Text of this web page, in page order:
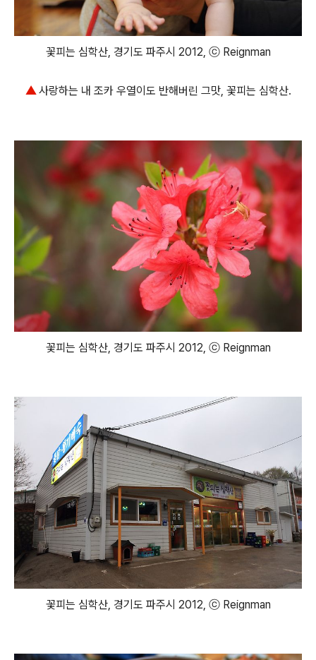
꽃피는 심학산, 경기도 파주시 2012, ⓒ Reignman
▲사랑하는 내 조카 우열이도 반해버린 그맛, 꽃피는 심학산.
꽃피는 심학산, 경기도 파주시 2012, ⓒ Reignman
꽃피는 심학산, 경기도 파주시 2012, ⓒ Reignman